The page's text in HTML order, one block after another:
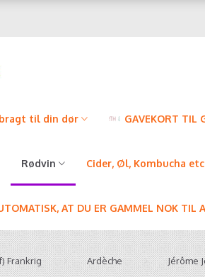
bragt til din dør GAVEKORT TIL
Rødvin Cider, Øl, Kombucha
AT DU ER GAMMEL NOK TIL
Frankrig Ardèche Jérôme